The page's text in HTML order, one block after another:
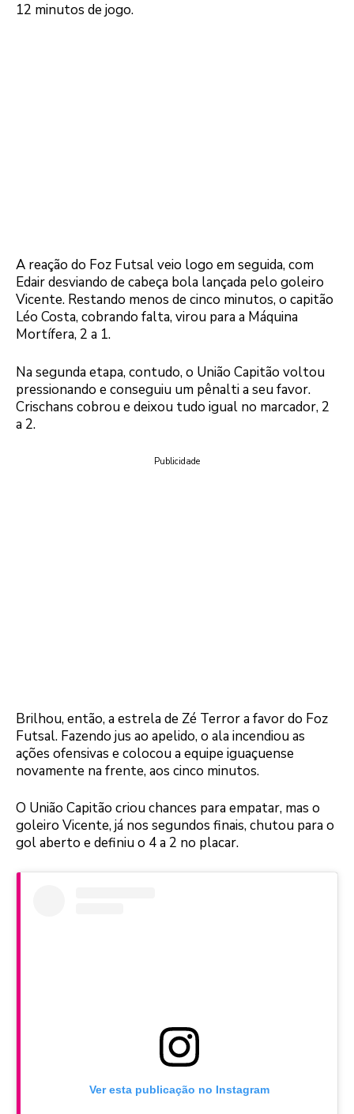
12 minutos de jogo.
A reação do Foz Futsal veio logo em seguida, com
Edair desviando de cabeça bola lançada pelo goleiro
Vicente. Restando menos de cinco minutos, o capitão
Léo Costa, cobrando falta, virou para a Máquina
Mortífera, 2 a 1.
Na segunda etapa, contudo, o União Capitão voltou
pressionando e conseguiu um pênalti a seu favor.
Crischans cobrou e deixou tudo igual no marcador, 2
a 2.
Publicidade
Brilhou, então, a estrela de Zé Terror a favor do Foz
Futsal. Fazendo jus ao apelido, o ala incendiou as
ações ofensivas e colocou a equipe iguaçuense
novamente na frente, aos cinco minutos.
O União Capitão criou chances para empatar, mas o
goleiro Vicente, já nos segundos finais, chutou para o
gol aberto e definiu o 4 a 2 no placar.
Ver esta publicação no Instagram